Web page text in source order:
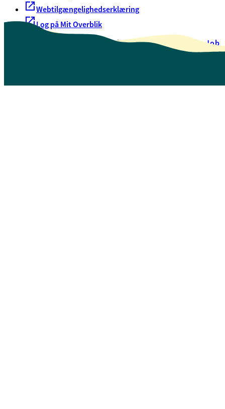
Webtilgængelighedserklæring
Log på Mit Overblik
Oversigt over selvbetjeningJob